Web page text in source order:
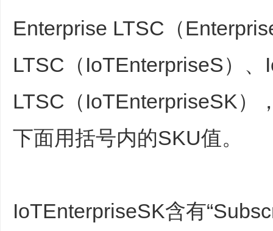
Enterprise LTSC（
LTSC（IoTEnterpriseS）
LTSC（IoTEnterpriseSK）
下面用括号内的SKU值。
IoTEnterpriseSK含有